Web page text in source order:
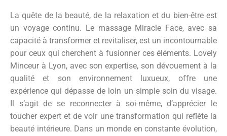
La quête de la beauté, de la relaxation et du bien-être est
un voyage continu. Le massage Miracle Face, avec sa
capacité à transformer et revitaliser, est un incontournable
pour ceux qui cherchent à fusionner ces éléments. Lovely
Minceur à Lyon, avec son expertise, son dévouement à la
qualité et son environnement luxueux, offre une
expérience qui dépasse de loin un simple soin du visage.
Il s’agit de se reconnecter à soi-même, d’apprécier le
toucher expert et de voir une transformation qui reflète la
beauté intérieure. Dans un monde en constante évolution,